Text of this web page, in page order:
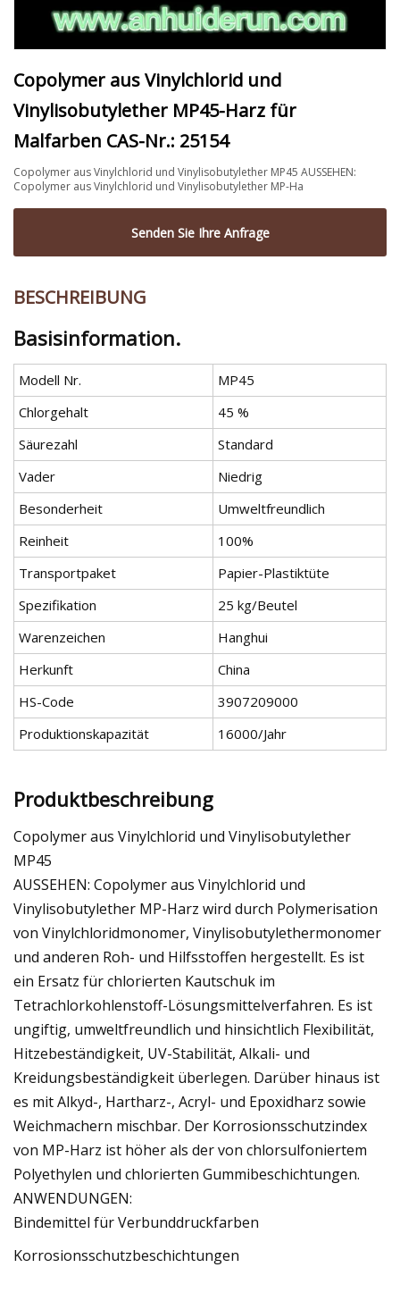
Copolymer aus Vinylchlorid und
Vinylisobutylether MP45-Harz für
Malfarben CAS-Nr.: 25154
Copolymer aus Vinylchlorid und Vinylisobutylether MP45 AUSSEHEN:
Copolymer aus Vinylchlorid und Vinylisobutylether MP-Ha
Senden Sie Ihre Anfrage
BESCHREIBUNG
Basisinformation.
Modell Nr.
MP45
Chlorgehalt
45 %
Säurezahl
Standard
Vader
Niedrig
Besonderheit
Umweltfreundlich
Reinheit
100%
Transportpaket
Papier-Plastiktüte
Spezifikation
25 kg/Beutel
Warenzeichen
Hanghui
Herkunft
China
HS-Code
3907209000
Produktionskapazität
16000/Jahr
Produktbeschreibung
Copolymer aus Vinylchlorid und Vinylisobutylether
MP45
AUSSEHEN: Copolymer aus Vinylchlorid und
Vinylisobutylether MP-Harz wird durch Polymerisation
von Vinylchloridmonomer, Vinylisobutylethermonomer
und anderen Roh- und Hilfsstoffen hergestellt. Es ist
ein Ersatz für chlorierten Kautschuk im
Tetrachlorkohlenstoff-Lösungsmittelverfahren. Es ist
ungiftig, umweltfreundlich und hinsichtlich Flexibilität,
Hitzebeständigkeit, UV-Stabilität, Alkali- und
Kreidungsbeständigkeit überlegen. Darüber hinaus ist
es mit Alkyd-, Hartharz-, Acryl- und Epoxidharz sowie
Weichmachern mischbar. Der Korrosionsschutzindex
von MP-Harz ist höher als der von chlorsulfoniertem
Polyethylen und chlorierten Gummibeschichtungen.
ANWENDUNGEN:
Bindemittel für Verbunddruckfarben
Korrosionsschutzbeschichtungen